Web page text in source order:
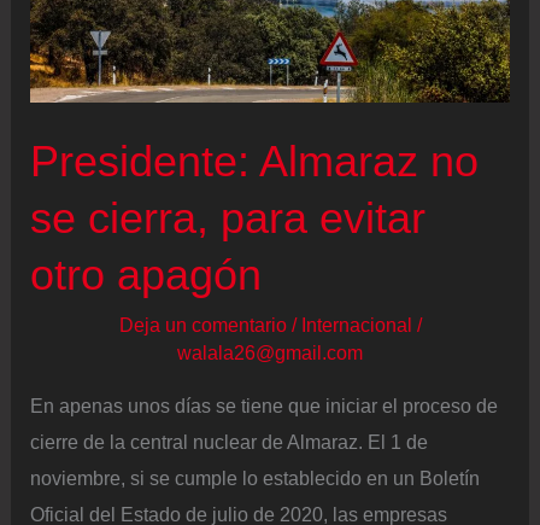
fondo
Presidente: Almaraz no
se cierra, para evitar
otro apagón
Deja un comentario / Internacional /
walala26@gmail.com
En apenas unos días se tiene que iniciar el proceso de
cierre de la central nuclear de Almaraz. El 1 de
noviembre, si se cumple lo establecido en un Boletín
Oficial del Estado de julio de 2020, las empresas